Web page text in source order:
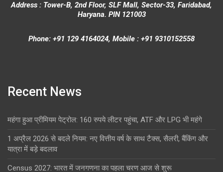
Address : Tower-B, 2nd Floor, SLF Mall, Sector-33, Faridabad,
Haryana. PIN 121003
Phone: +91 129 4164024, Mobile : +91 9310152558
Recent News
महंगा हुआ प्रीमियम पेट्रोल: 160 रुपये लीटर पहुंचा, ATF और LPG भी महंगे
1 अप्रैल 2026 से बदले नियम: नए वित्तीय वर्ष के साथ टैक्स, सैलरी, बैंकिंग और
यात्रा में बड़े बदलाव
Census 2027: भारत में जनगणना का पहला चरण आज से शुरू